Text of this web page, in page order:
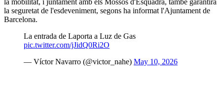
la mobilitat, i juntament amb els Mossos d'Esquadra, també garantirà
la seguretat de l'esdeveniment, segons ha informat l'Ajuntament de
Barcelona.
La entrada de Laporta a Luz de Gas
pic.twitter.com/jJidQ0Ri2O
— Víctor Navarro (@victor_nahe) May 10, 2026